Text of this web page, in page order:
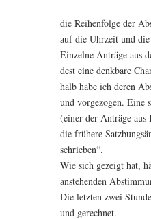
die Rei­hen­fol­ge der
auf die Uhr­zeit und
Ein­zel­ne Anträ­ge aus
dest eine denk­ba­re
halb habe ich deren
und vor­ge­zo­gen. Eine
(einer der Anträ­ge aus
die frü­he­re
schrie­ben“.
Wie sich gezeigt hat,
anste­hen­den
Die letz­ten zwei
und gerechnet.